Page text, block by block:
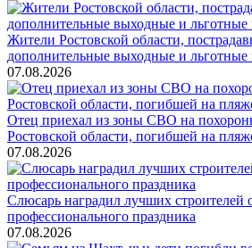
Жители Ростовской области,
дополнительные выходные и льготные
07.08.2026
Отец приехал из зоны СВО на
Ростовской области, погибшей на
07.08.2026
Слюсарь наградил лучших строителей
профессионального праздника
07.08.2026